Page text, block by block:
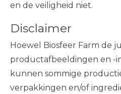
en de veiligheid niet.
Disclaimer
Hoewel Biosfeer Farm de
productafbeeldingen en -
kunnen sommige
verpakkingen en/of